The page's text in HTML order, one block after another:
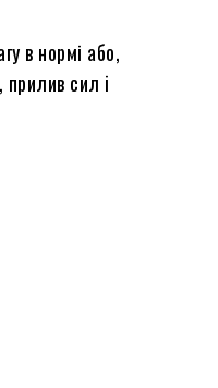
в нормі або,
прилив сил і